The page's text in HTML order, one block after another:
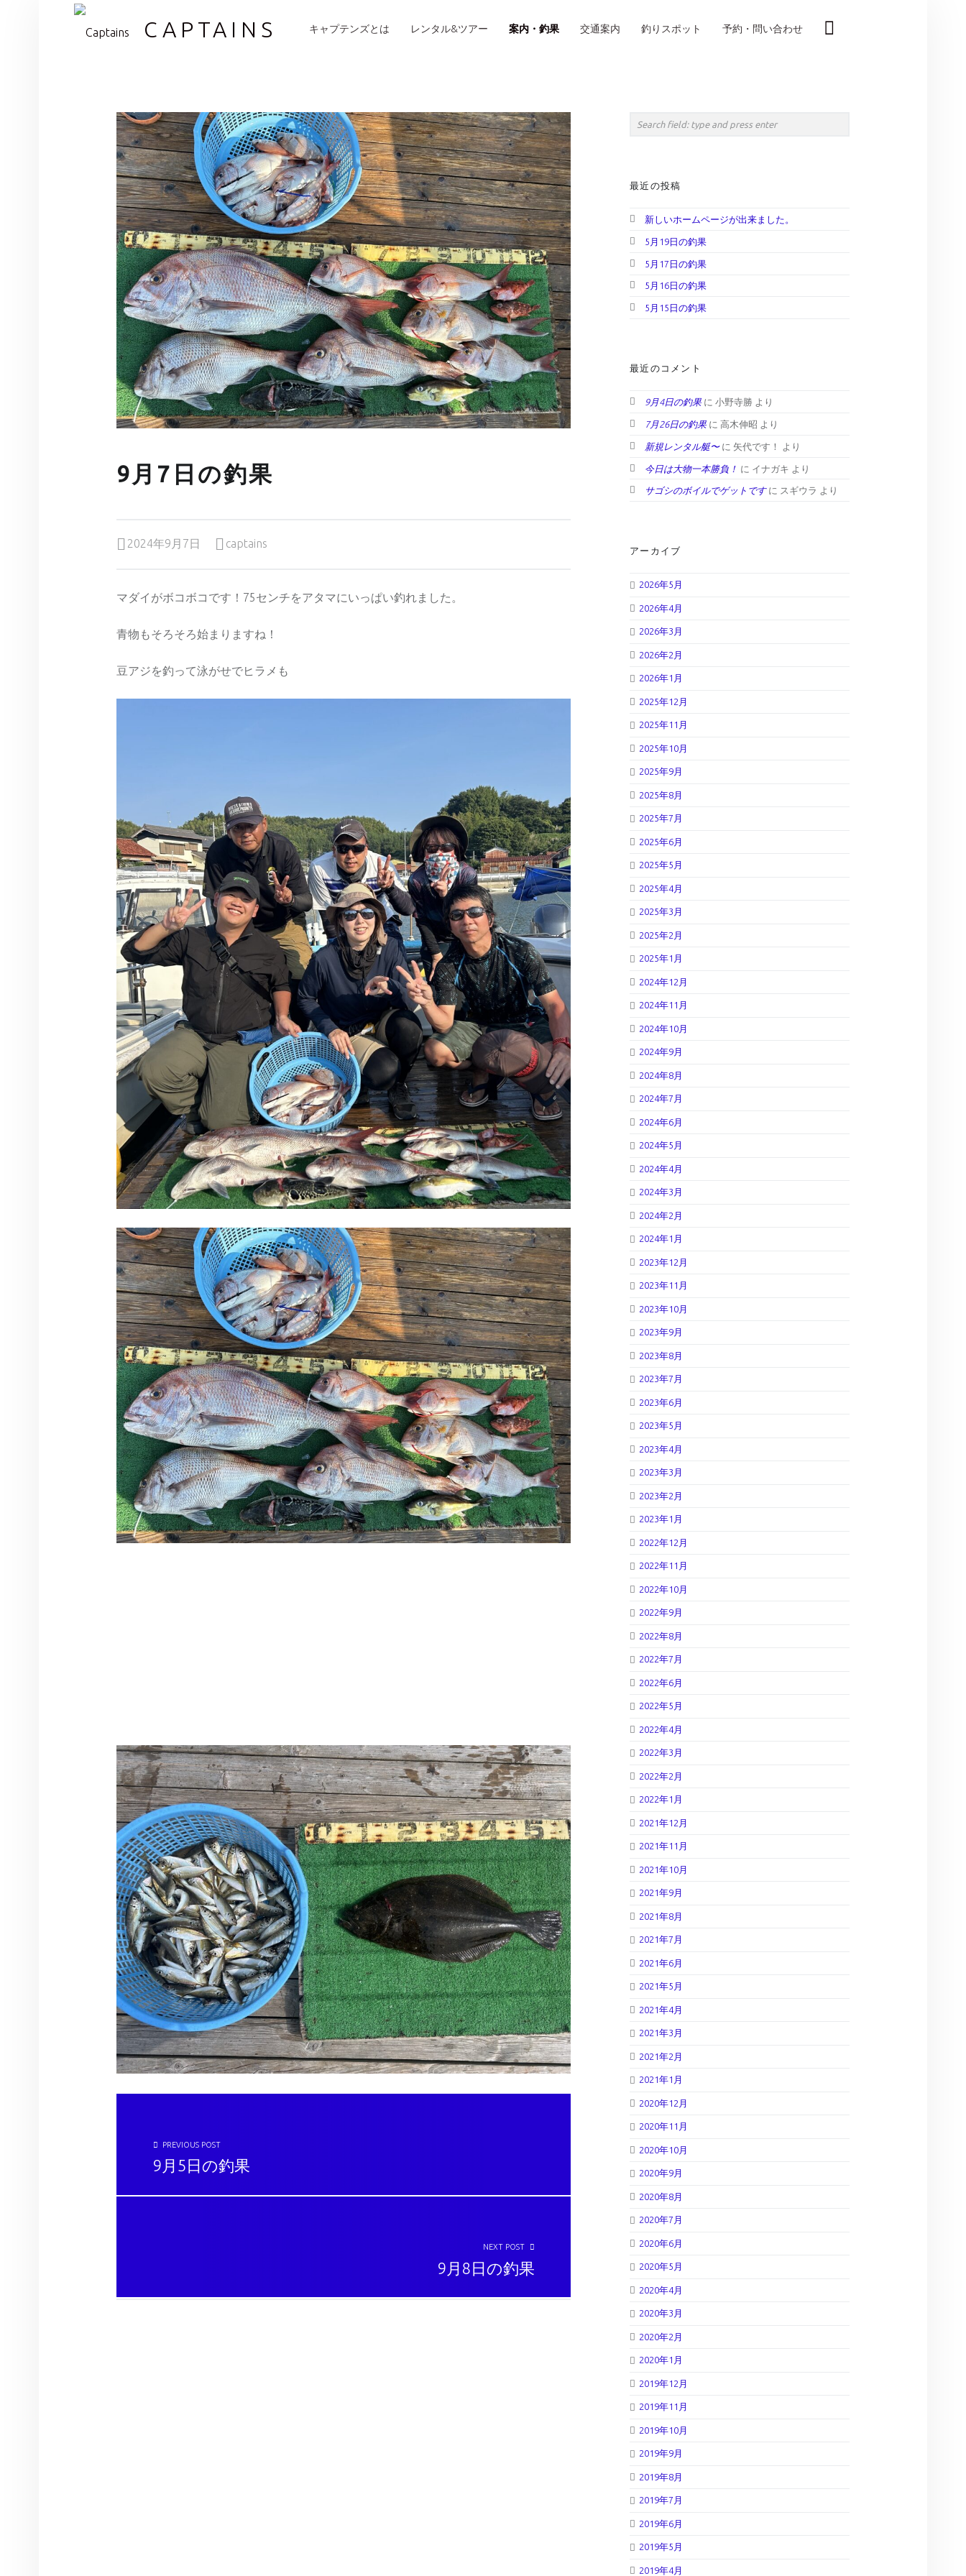
CAPTAINS キャプテンズとは レンタル&ツアー 案内・釣果 交通案内 釣りスポット 予約・問い合わせ
9月7日の釣果
2024年9月7日
captains
マダイがボコボコです！75センチをアタマにいっぱい釣れました。
青物もそろそろ始まりますね！
豆アジを釣って泳がせでヒラメも
投稿ナビゲーション
PREVIOUS POST
9月5日の釣果
NEXT POST
9月8日の釣果
最近の投稿
新しいホームページが出来ました。
5月19日の釣果
5月17日の釣果
5月16日の釣果
5月15日の釣果
最近のコメント
9月4日の釣果に 小野寺勝 より
7月26日の釣果に 高木伸昭 より
新規レンタル艇〜に 矢代です！ より
今日は大物一本勝負！ に イナガキ より
サゴシのボイルでゲットですに スギウラ より
アーカイブ
2026年5月
2026年4月
2026年3月
2026年2月
2026年1月
2025年12月
2025年11月
2025年10月
2025年9月
2025年8月
2025年7月
2025年6月
2025年5月
2025年4月
2025年3月
2025年2月
2025年1月
2024年12月
2024年11月
2024年10月
2024年9月
2024年8月
2024年7月
2024年6月
2024年5月
2024年4月
2024年3月
2024年2月
2024年1月
2023年12月
2023年11月
2023年10月
2023年9月
2023年8月
2023年7月
2023年6月
2023年5月
2023年4月
2023年3月
2023年2月
2023年1月
2022年12月
2022年11月
2022年10月
2022年9月
2022年8月
2022年7月
2022年6月
2022年5月
2022年4月
2022年3月
2022年2月
2022年1月
2021年12月
2021年11月
2021年10月
2021年9月
2021年8月
2021年7月
2021年6月
2021年5月
2021年4月
2021年3月
2021年2月
2021年1月
2020年12月
2020年11月
2020年10月
2020年9月
2020年8月
2020年7月
2020年6月
2020年5月
2020年4月
2020年3月
2020年2月
2020年1月
2019年12月
2019年11月
2019年10月
2019年9月
2019年8月
2019年7月
2019年6月
2019年5月
2019年4月